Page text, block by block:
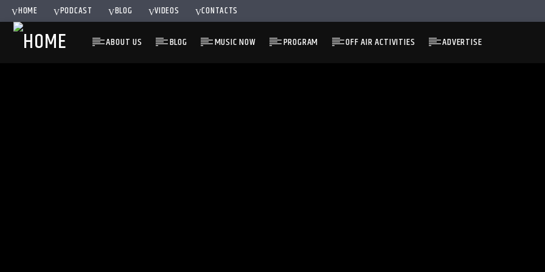
HOME PODCAST BLOG VIDEOS CONTACTS
ABOUT US BLOG MUSIC NOW PROGRAM OFF AIR ACTIVITIES ADVERTISE